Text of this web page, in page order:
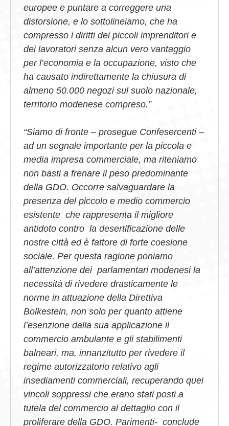
europee e puntare a correggere una
distorsione, e lo sottolineiamo, che ha
compresso i diritti dei piccoli imprenditori e
dei lavoratori senza alcun vero vantaggio
per l’economia e la occupazione, visto che
ha causato indirettamente la chiusura di
almeno 50.000 negozi sul suolo nazionale,
territorio modenese compreso.”
“Siamo di fronte – prosegue Confesercenti –
ad un segnale importante per la piccola e
media impresa commerciale, ma riteniamo
non basti a frenare il peso predominante
della GDO. Occorre salvaguardare la
presenza del piccolo e medio commercio
esistente che rappresenta il migliore
antidoto contro la desertificazione delle
nostre città ed è fattore di forte coesione
sociale. Per questa ragione poniamo
all’attenzione dei parlamentari modenesi la
necessità di rivedere drasticamente le
norme in attuazione della Direttiva
Bolkestein, non solo per quanto attiene
l’esenzione dalla sua applicazione il
commercio ambulante e gli stabilimenti
balneari, ma, innanzitutto per rivedere il
regime autorizzatorio relativo agli
insediamenti commerciali, recuperando quei
vincoli soppressi che erano stati posti a
tutela del commercio al dettaglio con il
proliferare della GDO. Parimenti- conclude